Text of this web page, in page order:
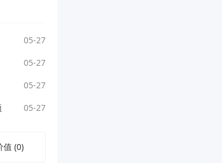
05-27
05-27
05-27
05-27
值(0)